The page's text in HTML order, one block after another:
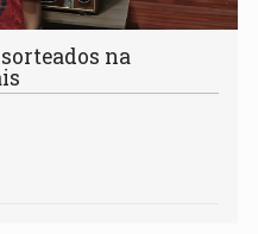
sorteados na